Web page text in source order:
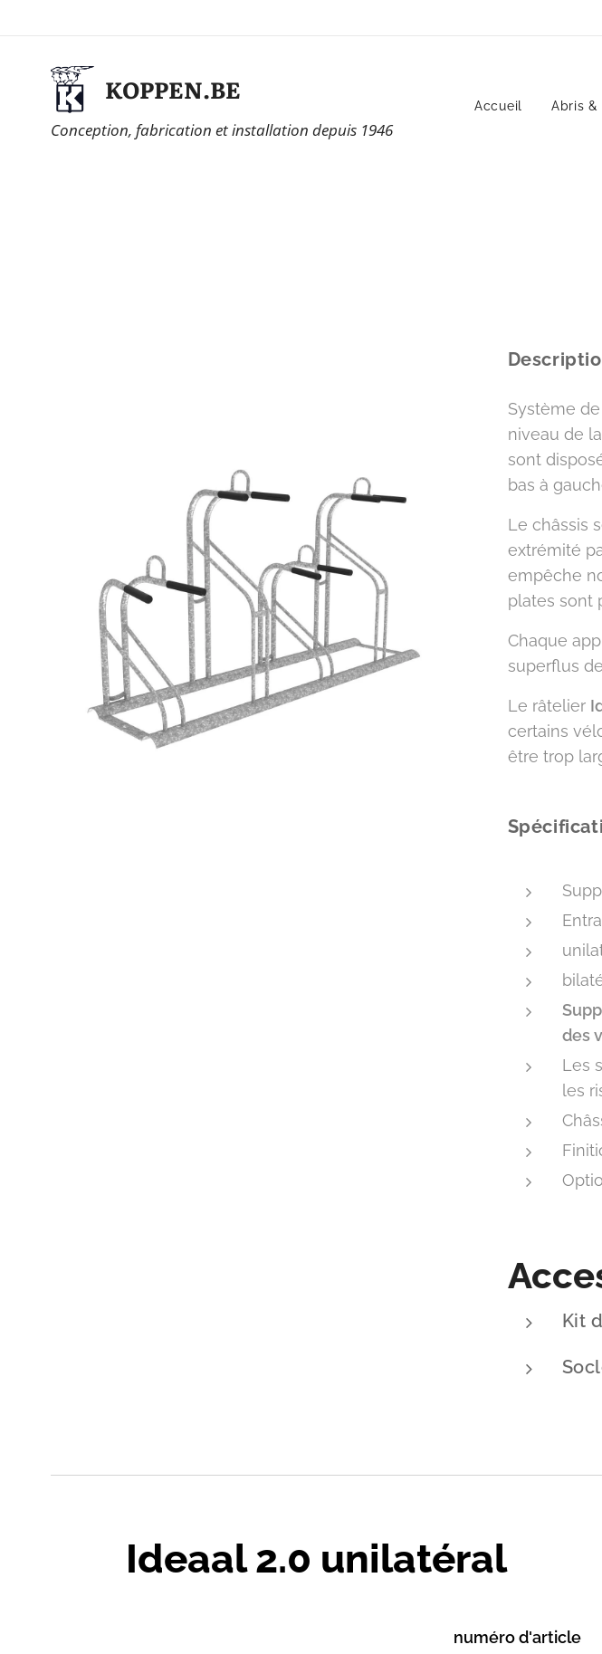
KOPPEN.BE
Conception, fabrication et installation depuis 1946
Accueil Abris &
Système
niveau de
sont
bas à
Le châssis
extrémité
empêche
plates sont
Chaque
superflus
Le râtelier
certains
être trop
des
Les
les
Kit
Ideaal 2.0 unilatéral
numéro d'article